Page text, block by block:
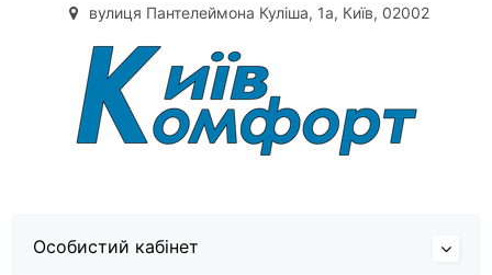
вулиця Пантелеймона Куліша, 1а, Київ, 02002
Особистий кабінет